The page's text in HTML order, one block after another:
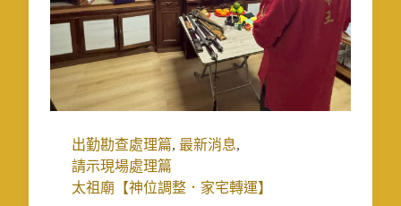
出勤勘查處理篇, 最新消息,
請示現場處理篇
太祖廟【神位調整．家宅轉運】